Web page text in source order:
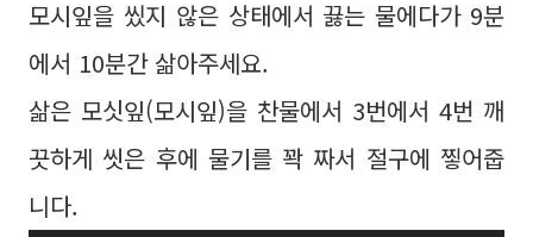
모시잎을 씼지 않은 상태에서 끓는 물에다가 9분
에서 10분간 삶아주세요.
삶은 모싯잎(모시잎)을 찬물에서 3번에서 4번 깨
끗하게 씻은 후에 물기를 꽉 짜서 절구에 찧어줍
니다.